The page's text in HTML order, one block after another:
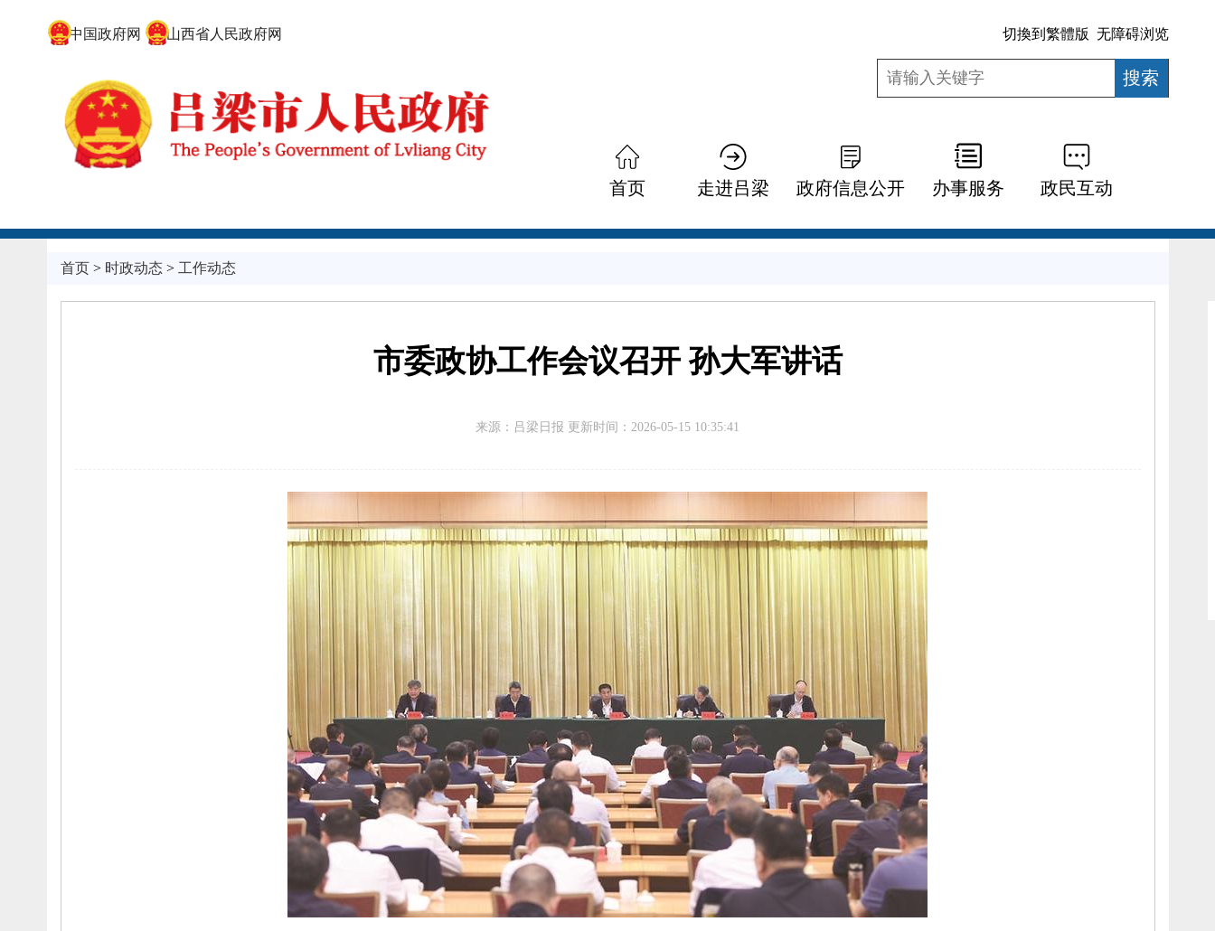
中国政府网 山西省人民政府网 切換到繁體版 无障碍浏览
首页 走进吕梁 政府信息公开 办事服务 政民互动
首页> 时政动态> 工作动态
市委政协工作会议召开 孙大军讲话
来源： 吕梁日报 更新时间： 2026-05-15 10:35:41